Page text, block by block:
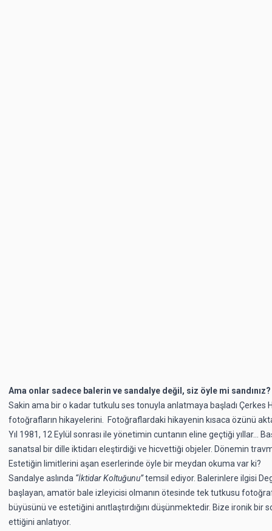
Ama onlar sadece balerin ve sandalye değil, siz öyle mi sandınız?
Sakin ama bir o kadar tutkulu ses tonuyla anlatmaya başladı Çerkes
fotoğrafların hikayelerini. Fotoğraflardaki hikayenin kısaca özünü
Yıl 1981, 12 Eylül sonrası ile yönetimin cuntanın eline geçtiği yıllar…
sanatsal bir dille iktidarı eleştirdiği ve hicvettiği objeler. Dönemin
Estetiğin limitlerini aşan eserlerinde öyle bir meydan okuma var ki?
Sandalye aslında “İktidar Koltuğunu”temsil ediyor. Balerinlere ilgisi
başlayan, amatör bale izleyicisi olmanın ötesinde tek tutkusu
büyüsünü ve estetiğini anıtlaştırdığını düşünmektedir. Bize ironik bir
ettiğini anlatıyor.